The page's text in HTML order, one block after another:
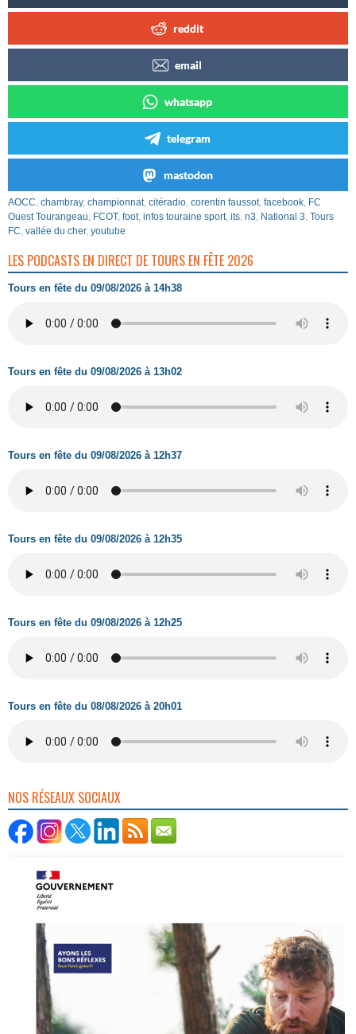
reddit
email
whatsapp
telegram
mastodon
AOCC, chambray, championnat, citéradio, corentin faussot, facebook, FC
Ouest Tourangeau, FCOT, foot, infos touraine sport, its, n3, National 3, Tours
FC, vallée du cher, youtube
LES PODCASTS EN DIRECT DE TOURS EN FÊTE 2026
Tours en fête du 09/08/2026 à 14h38
Tours en fête du 09/08/2026 à 13h02
Tours en fête du 09/08/2026 à 12h37
Tours en fête du 09/08/2026 à 12h35
Tours en fête du 09/08/2026 à 12h25
Tours en fête du 08/08/2026 à 20h01
NOS RÉSEAUX SOCIAUX